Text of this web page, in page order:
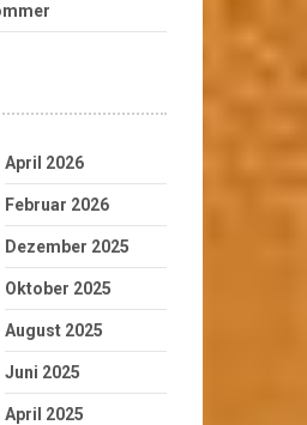
April 2026
Februar 2026
Dezember 2025
Oktober 2025
August 2025
Juni 2025
April 2025